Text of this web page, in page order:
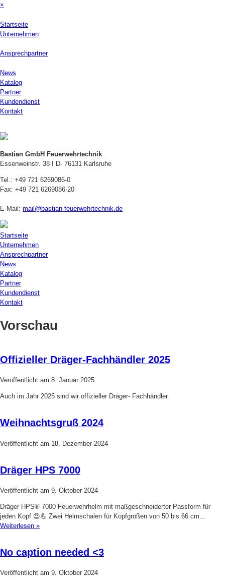
×
Startseite
Unternehmen
Ansprechpartner
News
Katalog
Partner
Kundendienst
Kontakt
Bastian GmbH Feuerwehrtechnik
Essenweinstr. 38 I D- 76131 Karlsruhe
Tel.: +49 721 6269086-0
Fax: +49 721 6269086-20
E-Mail: mail@bastian-feuerwehrtechnik.de
Startseite
Unternehmen
Ansprechpartner
News
Katalog
Partner
Kundendienst
Kontakt
Vorschau
Offizieller Dräger-Fachhändler 2025
Veröffentlicht am 8. Januar 2025
Auch im Jahr 2025 sind wir offizieller Dräger- Fachhändler.
Weihnachtsgruß 2024
Veröffentlicht am 18. Dezember 2024
Dräger HPS 7000
Veröffentlicht am 9. Oktober 2024
Dräger HPS® 7000 Feuerwehrhelm mit maßgeschneiderter Passform für
jeden Kopf 😍💪 Zwei Helmschalen für Kopfgrößen von 50 bis 66 cm…
Weiterlesen »
No caption needed <3
Veröffentlicht am 9. Oktober 2024